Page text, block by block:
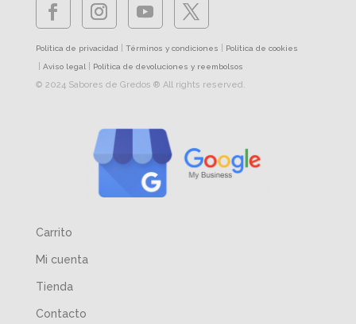
Política de privacidad Términos y condiciones Política de cookies
Aviso legal| Política de devoluciones y reembolsos
© 2024 Sabores de Gredos ® All rights reserved.
Carrito
Mi cuenta
Tienda
Contacto